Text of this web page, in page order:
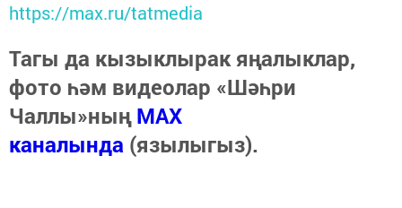
https://max.ru/tatmedia
Тагы да кызыклырак яңалыклар,
фото һәм видеолар «Шәһри
Чаллы»ныңMAX
каналында (язылыгыз).